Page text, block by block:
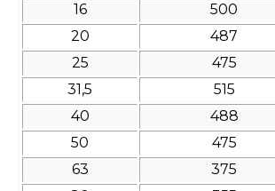
16
500
20
487
25
475
31,5
515
40
488
50
475
63
375